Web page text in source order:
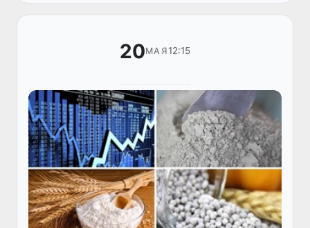
сделок, что на 17,0%...
20МАЯ12:15